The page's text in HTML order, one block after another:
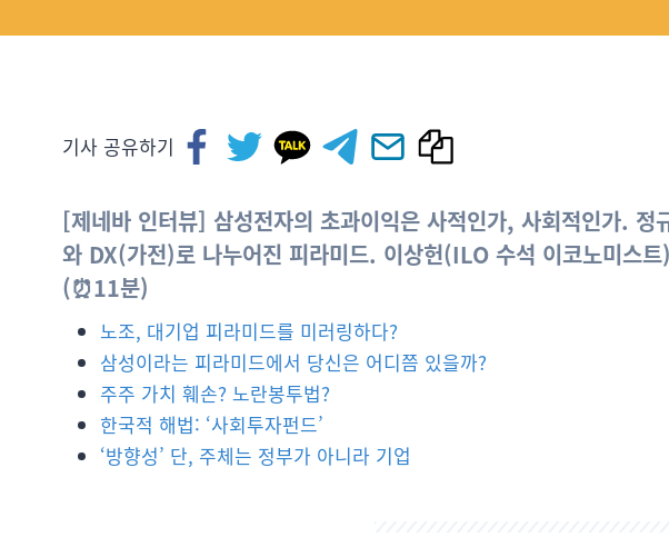
기사 공유하기
[제네바 인터뷰] 삼성전자의 초과이익은 사적인가, 사회적인가.
와 DX(가전)로 나누어진 피라미드. 이상헌(ILO 수석 이코노미스
(⏰11분)
노조, 대기업 피라미드를 미러링하다?
삼성이라는 피라미드에서 당신은 어디쯤 있을까?
주주 가치 훼손? 노란봉투법?
한국적 해법: ‘사회투자펀드’
‘방향성’ 단, 주체는 정부가 아니라 기업